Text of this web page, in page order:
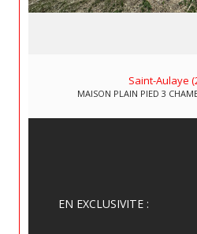
Saint-Aulaye
MAISON PLAIN PIED 3
EN EXCLUSIVITE :